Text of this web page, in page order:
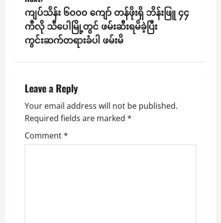
t
n
v
i
g
a
ကျပ်သိန်း ၆၀၀၀ ကျော် တန်ဖိုးရှိ ဘိန်းဖြူ ၄၄
ကီလို သီပေါမြို့တွင် ဖမ်းဆီးရမိခဲ့ပြီး
ကွင်းဆက်တရားခံပါ ဖမ်းမိ
Leave a Reply
Your email address will not be published.
Required fields are marked *
Comment*